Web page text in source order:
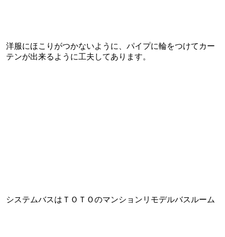
洋服にほこりがつかないように、パイプに輪をつけてカー
テンが出来るように工夫してあります。
システムバスはＴＯＴＯのマンションリモデルバスルーム